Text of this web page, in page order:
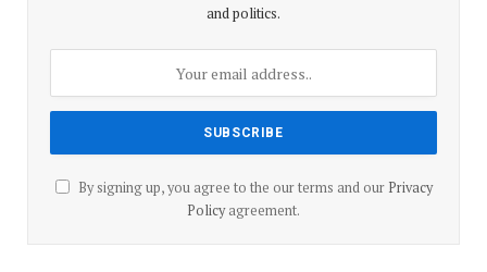
and politics.
By signing up, you agree to the our terms and our Privacy
Policyagreement.